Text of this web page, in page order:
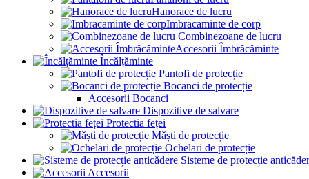
Hanorace de lucru
Imbracaminte de corp
Combinezoane de lucru
Accesorii Îmbrăcăminte
Încălțăminte
Pantofi de protecție
Bocanci de protecție
Accesorii Bocanci
Dispozitive de salvare
Protectia feței
Măști de protecție
Ochelari de protecție
Sisteme de protecție
Accesorii